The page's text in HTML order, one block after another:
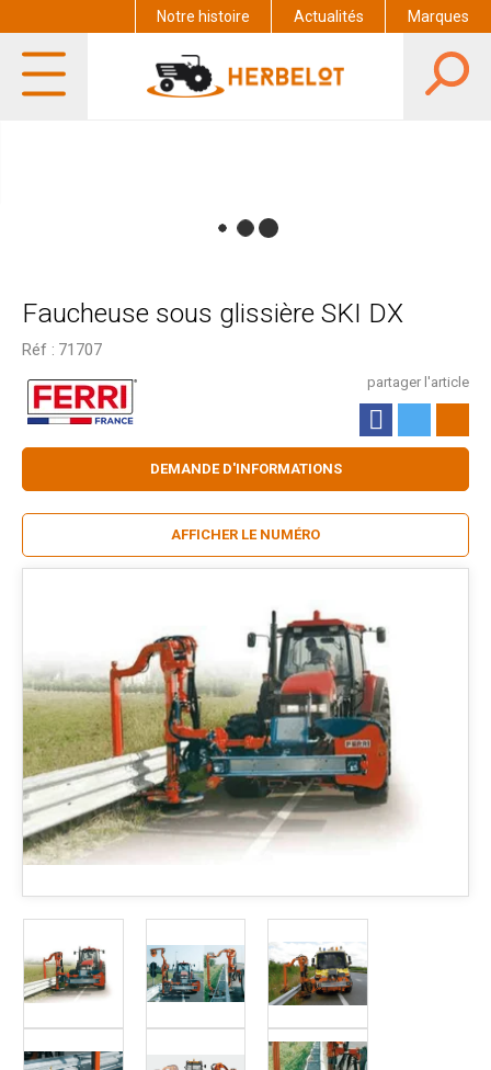
Notre histoire Actualités Marques
Faucheuse sous glissière SKI DX
Réf : 71707
partager l'article
DEMANDE D'INFORMATIONS
AFFICHER LE NUMÉRO